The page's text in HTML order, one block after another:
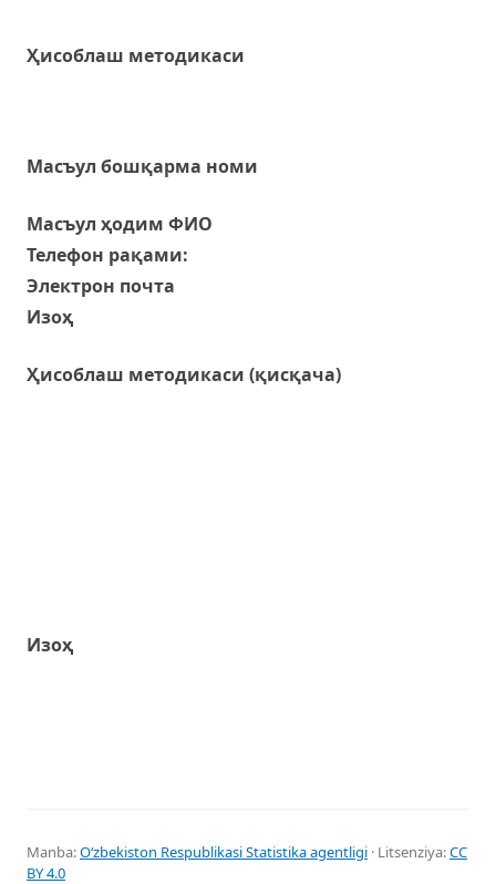
Ҳисоблаш методикаси
Масъул бошқарма номи
Масъул ҳодим ФИО
Телефон рақами:
Электрон почта
Изоҳ
Ҳисоблаш методикаси (қисқача)
Изоҳ
Manba:Oʻzbekiston Respublikasi Statistika agentligi · Litsenziya:CC
BY 4.0